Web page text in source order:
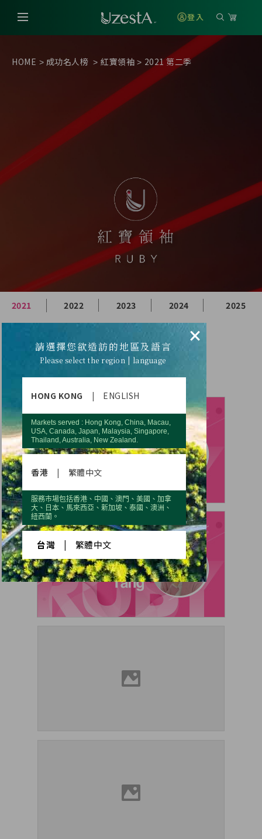
登入
HOME > 成功名人榜 > 紅寶領袖 > 2021第二季
2021 2022 2023 2024 2025
第二
季
第三
季
第四×
請選擇您欲造訪的地區及語言
Please select the region | language
HONG KONG | ENGLISH
Markets served : Hong Kong, China, Macau,
USA, Canada, Japan, Malaysia, Singapore,
Thailand, Australia, New Zealand.
香港 | 繁體中文
服務市場包括香港、中國、澳門、美國、加拿
大、日本、馬來西亞、新加坡、泰國、澳洲、
紐西蘭。
台灣 | 繁體中文